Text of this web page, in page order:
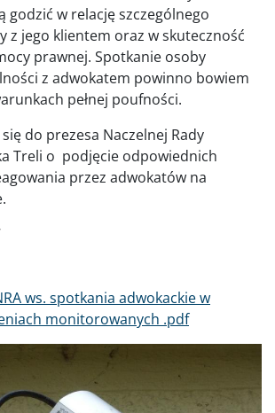
godzić w relację szczególnego
z jego klientem oraz w skuteczność
prawnej. Spotkanie osoby
z adwokatem powinno bowiem
pełnej poufności.
się do prezesa Naczelnej Rady
Treli o podjęcie odpowiednich
przez adwokatów na
ws. spotkania adwokackie w
monitorowanych .pdf